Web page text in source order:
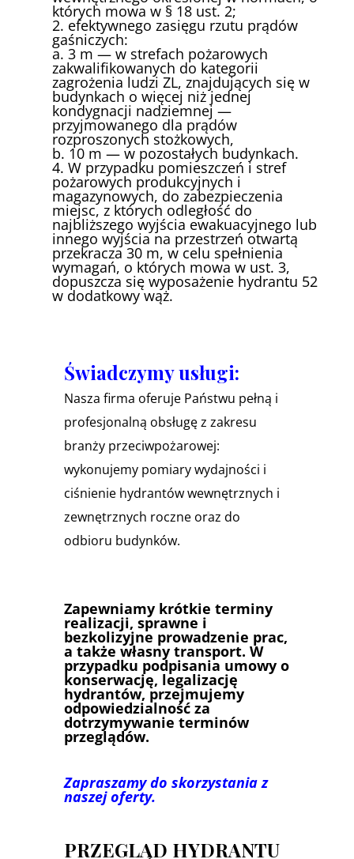
których mowa w § 18 ust. 2;
2. efektywnego zasięgu rzutu prądów
gaśniczych:
a. 3 m — w strefach pożarowych
zakwalifikowanych do kategorii
zagrożenia ludzi ZL, znajdujących się w
budynkach o więcej niż jednej
kondygnacji nadziemnej —
przyjmowanego dla prądów
rozproszonych stożkowych,
b. 10 m — w pozostałych budynkach.
4. W przypadku pomieszczeń i stref
pożarowych produkcyjnych i
magazynowych, do zabezpieczenia
miejsc, z których odległość do
najbliższego wyjścia ewakuacyjnego lub
innego wyjścia na przestrzeń otwartą
przekracza 30 m, w celu spełnienia
wymagań, o których mowa w ust. 3,
dopuszcza się wyposażenie hydrantu 52
w dodatkowy wąż.
Świadczymy usługi:
Nasza firma oferuje Państwu pełną i
profesjonalną obsługę z zakresu
branży przeciwpożarowej:
wykonujemy pomiary wydajności i
ciśnienie hydrantów wewnętrznych i
zewnętrznych roczne oraz do
odbioru budynków.
Zapewniamy krótkie terminy
realizacji, sprawne i
bezkolizyjne prowadzenie prac,
a także własny transport. W
przypadku podpisania umowy o
konserwację, legalizację
hydrantów, przejmujemy
odpowiedzialność za
dotrzymywanie terminów
przeglądów.
Zapraszamy do skorzystania z
naszej oferty.
PRZEGLĄD HYDRANTU